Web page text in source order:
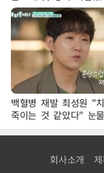
백혈병 재발 최성원 "
죽이는 것 같았다" 눈물
회사소개